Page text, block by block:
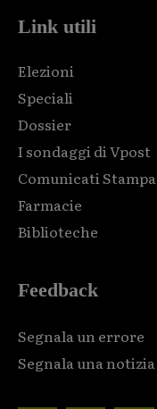
Link utili
Elezioni
Speciali
Dossier
I sondaggi di Vpost
Comunicati Stampa
Farmacie
Biblioteche
Feedback
Segnala un errore
Segnala una notizia